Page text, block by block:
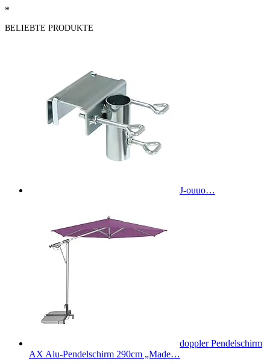
*
BELIEBTE PRODUKTE
J-ouuo…
doppler Pendelschirm
AX Alu-Pendelschirm 290cm „Made…